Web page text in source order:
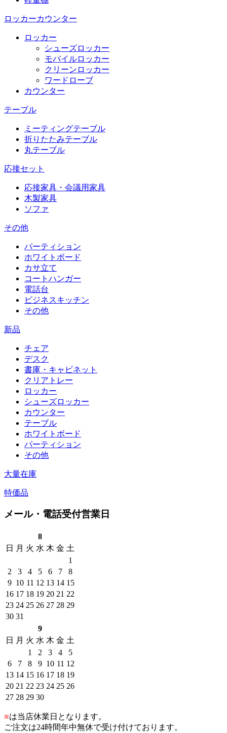
ロッカーカウンター
ロッカー
シューズロッカー
モバイルロッカー
クリーンロッカー
ワードローブ
カウンター
テーブル
ミーティングテーブル
折りたたみテーブル
丸テーブル
応接セット
応接家具・会議用家具
木製家具
ソファ
その他
パーティション
ホワイトボード
カサ立て
コートハンガー
電話台
ビジネスキッチン
その他
新品
チェア
デスク
書庫・キャビネット
クリアトレー
ロッカー
シューズロッカー
カウンター
テーブル
ホワイトボード
パーティション
その他
大量在庫
特価品
メール・電話受付営業日
8
日
月 火 水 木 金 土
1
2
3 4 5 6 7
8
9 10 11 12 13 14 15
16 17 18 19 20 21 22
23 24 25 26 27 28 29
30 31
9
日
月 火 水 木 金 土
1
2 3 4
5
6
7 8 9 10 11 12
13 14 15 16 17 18 19
20 21 22 23 24 25 26
27 28 29 30
■は当店休業日となります。
ご注文は24時間年中無休で受け付けております。